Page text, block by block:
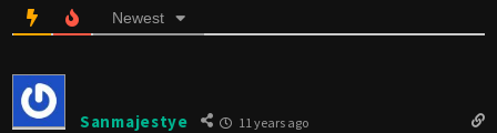
Newest
Sanmajestye 11 years ago